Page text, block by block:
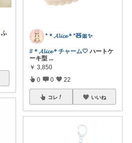
ふ
*＊𝓐𝓵𝓲𝓬𝓮＊*🧸🎀✨
#＊𝓐𝓵𝓲𝓬𝓮＊チャーム🤍 ハートケ
ーキ型 ...
￥ 3,850
0 0 22
コレ いいね